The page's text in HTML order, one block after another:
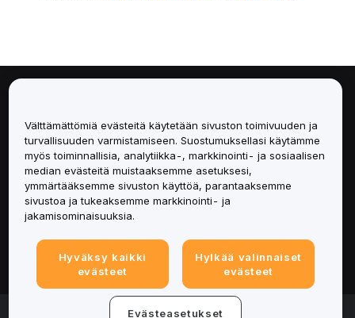
Palvelut
Tuki
Tuotteet
Lakiasiat
© 2025-2026 Bybit.eu. Kaikki oikeudet pidätetään.
Välttämättömiä evästeitä käytetään sivuston toimivuuden ja
turvallisuuden varmistamiseen. Suostumuksellasi käytämme
myös toiminnallisia, analytiikka-, markkinointi- ja sosiaalisen
median evästeitä muistaaksemme asetuksesi,
ymmärtääksemme sivuston käyttöä, parantaaksemme
sivustoa ja tukeaksemme markkinointi- ja
jakamisominaisuuksia.
Hyväksy kaikki
evästeet
Hylkää valinnaiset
evästeet
Evästeasetukset